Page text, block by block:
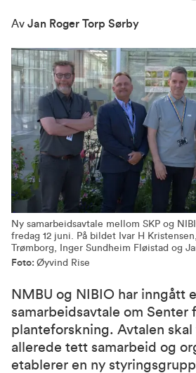
Av Jan Roger Torp Sørby
Ny samarbeidsavtale mellom SKP og
fredag 12 juni. På bildet Ivar H
Trømborg, Inger Sundheim Fløistad og
Foto: Øyvind Rise
NMBU og NIBIO har inngått
samarbeidsavtale om Senter
planteforskning. Avtalen
allerede tett samarbeid og
etablerer en ny